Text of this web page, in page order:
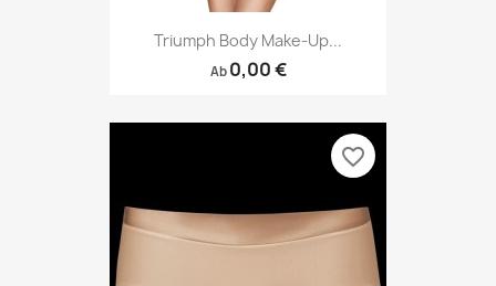
Triumph Body Make-Up...
Ab 0,00 €
favorite_border